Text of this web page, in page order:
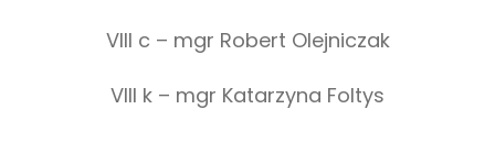
VIII c – mgr Robert Olejniczak
VIII k – mgr Katarzyna Foltys